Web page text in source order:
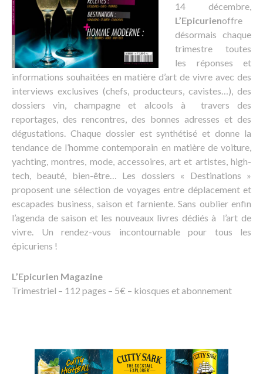
14 décembre,
L’Epicurienoffre
désormais chaque
trimestre toutes
les réponses et
informations souhaitées en matière d’art de vivre avec des
interviews exclusives (chefs, producteurs, cavistes…), des
dossiers vin, champagne et alcools à travers des
reportages, des rencontres, des bonnes adresses et des
dégustations. Chaque dossier est synthétisé et donne la
tendance de l’homme contemporain en matière de voiture,
yachting, montres, mode, accessoires, art et artistes, high-
tech, beauté, bien-être… Les dossiers « Destinations »
proposent une sélection de voyages entre déplacement et
escapades business, saison et farniente. Sans oublier enfin
l’agenda de saison et les nouveaux livres dédiés à l’art de
vivre. Un rendez-vous incontournable pour tous les
épicuriens !
L’Epicurien Magazine
Trimestriel – 112 pages – 5€ – kiosques et abonnement